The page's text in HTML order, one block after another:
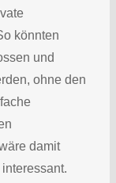
könnten
und
ohne den
damit